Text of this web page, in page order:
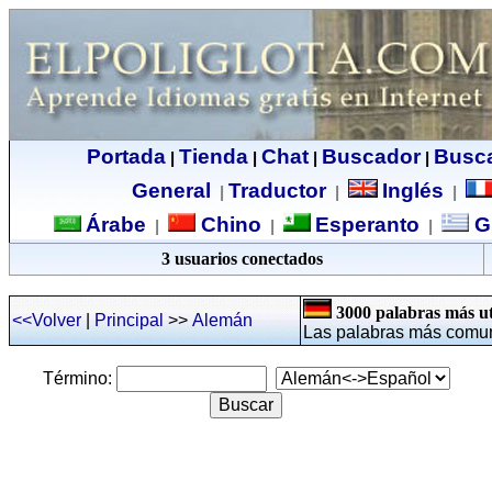
Portada| Tienda| Chat| Buscador|
General
Traductor| Inglés
Árabe Chino Esperanto
3 usuarios conectados
<<Volver|Principal>>Alemán
3000 palabras más
Las palabras más
Término: